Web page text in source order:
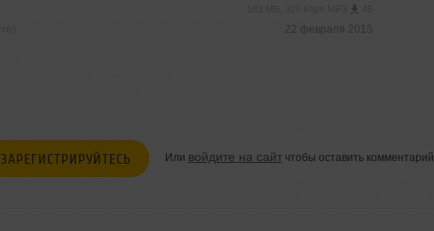
22 февраля 2015
ЗАРЕГИСТРИРУЙТЕСЬ Или войдите на сайтчтобы оставить комментарий